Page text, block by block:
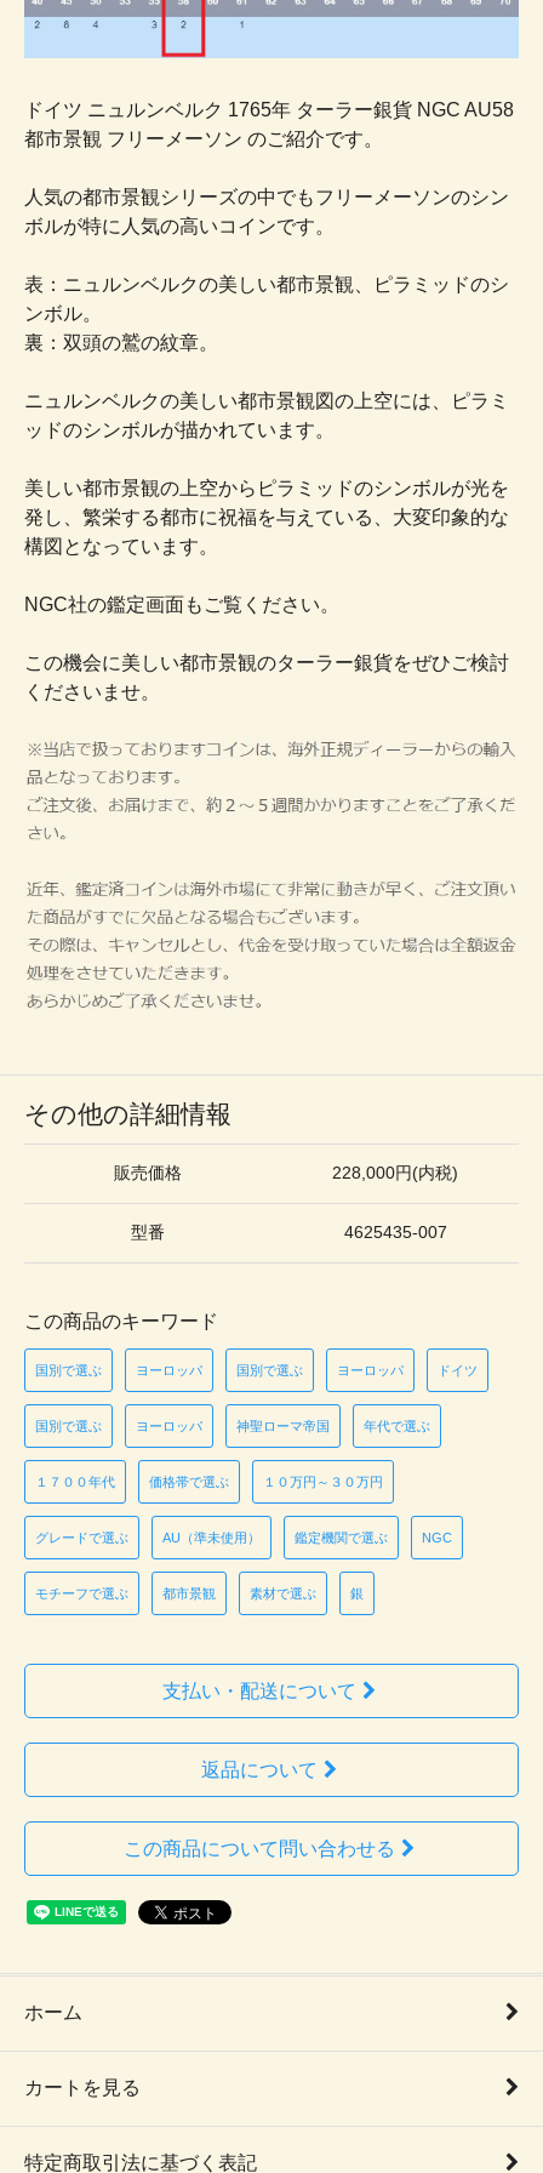
ドイツ ニュルンベルク 1765年 ターラー銀貨 NGC AU58
都市景観 フリーメーソン のご紹介です。
人気の都市景観シリーズの中でもフリーメーソンのシン
ボルが特に人気の高いコインです。
表：ニュルンベルクの美しい都市景観、ピラミッドのシ
ンボル。
裏：双頭の鷲の紋章。
ニュルンベルクの美しい都市景観図の上空には、ピラミ
ッドのシンボルが描かれています。
美しい都市景観の上空からピラミッドのシンボルが光を
発し、繁栄する都市に祝福を与えている、大変印象的な
構図となっています。
NGC社の鑑定画面もご覧ください。
この機会に美しい都市景観のターラー銀貨をぜひご検討
くださいませ。
その他の詳細情報
販売価格 228,000円(内税)
型番 4625435-007
この商品のキーワード
国別で選ぶ ヨーロッパ 国別で選ぶ ヨーロッパ ドイツ
国別で選ぶ ヨーロッパ 神聖ローマ帝国 年代で選ぶ
１７００年代 価格帯で選ぶ １０万円～３０万円
グレードで選ぶ AU（準未使用） 鑑定機関で選ぶ NGC
モチーフで選ぶ 都市景観 素材で選ぶ 銀
支払い・配送について
返品について
この商品について問い合わせる
ホーム
カートを見る
特定商取引法に基づく表記